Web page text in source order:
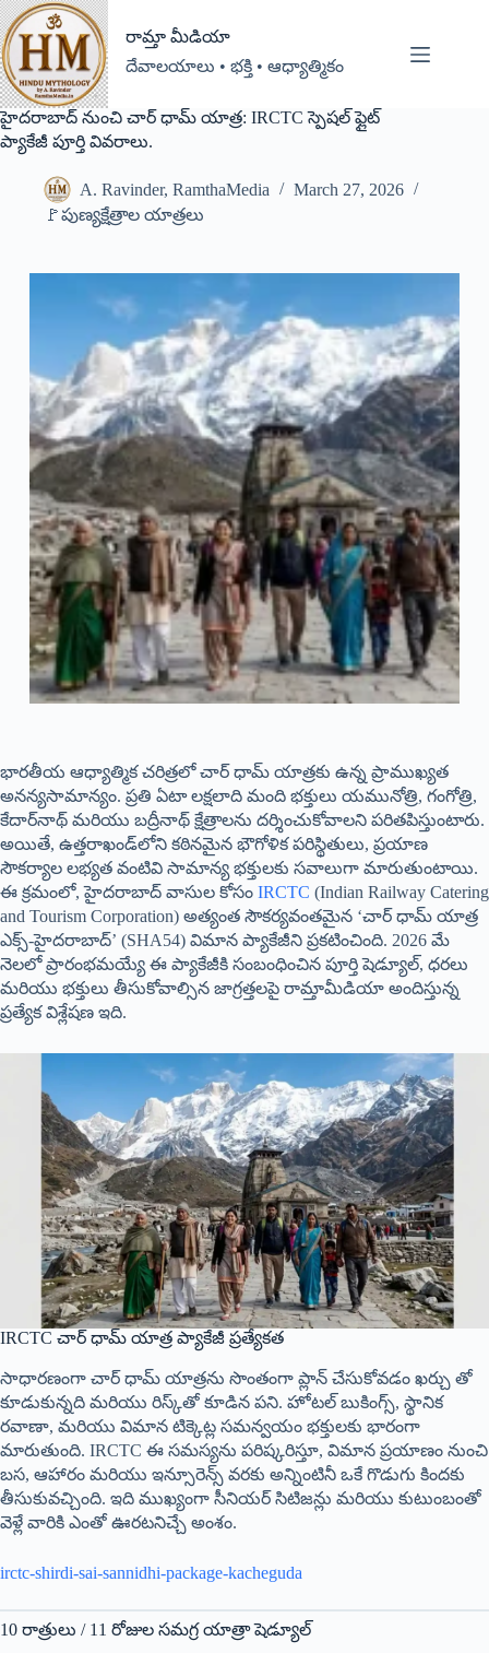
రామ్తా మీడియా
దేవాలయాలు • భక్తి • ఆధ్యాత్మికం
హైదరాబాద్ నుంచి చార్ ధామ్ యాత్ర: IRCTC స్పెషల్ ఫ్లైట్
ప్యాకేజీ పూర్తి వివరాలు.
A. Ravinder, RamthaMedia
March 27, 2026
🚩పుణ్యక్షేత్రాల యాత్రలు
భారతీయ ఆధ్యాత్మిక చరిత్రలో చార్ ధామ్ యాత్రకు ఉన్న ప్రాముఖ్యత
అనన్యసామాన్యం. ప్రతి ఏటా లక్షలాది మంది భక్తులు యమునోత్రి, గంగోత్రి,
కేదార్‌నాథ్ మరియు బద్రీనాథ్ క్షేత్రాలను దర్శించుకోవాలని పరితపిస్తుంటారు.
అయితే, ఉత్తరాఖండ్‌లోని కఠినమైన భౌగోళిక పరిస్థితులు, ప్రయాణ
సౌకర్యాల లభ్యత వంటివి సామాన్య భక్తులకు సవాలుగా మారుతుంటాయి.
ఈ క్రమంలో, హైదరాబాద్ వాసుల కోసం IRCTC (Indian Railway Catering
and Tourism Corporation) అత్యంత సౌకర్యవంతమైన ‘చార్ ధామ్ యాత్ర
ఎక్స్-హైదరాబాద్’ (SHA54) విమాన ప్యాకేజీని ప్రకటించింది. 2026 మే
నెలలో ప్రారంభమయ్యే ఈ ప్యాకేజీకి సంబంధించిన పూర్తి షెడ్యూల్, ధరలు
మరియు భక్తులు తీసుకోవాల్సిన జాగ్రత్తలపై రామ్తామీడియా అందిస్తున్న
ప్రత్యేక విశ్లేషణ ఇది.
IRCTC చార్ ధామ్ యాత్ర ప్యాకేజీ ప్రత్యేకత
సాధారణంగా చార్ ధామ్ యాత్రను సొంతంగా ప్లాన్ చేసుకోవడం ఖర్చు తో
కూడుకున్నది మరియు రిస్క్‌తో కూడిన పని. హోటల్ బుకింగ్స్, స్థానిక
రవాణా, మరియు విమాన టిక్కెట్ల సమన్వయం భక్తులకు భారంగా
మారుతుంది. IRCTC ఈ సమస్యను పరిష్కరిస్తూ, విమాన ప్రయాణం నుంచి
బస, ఆహారం మరియు ఇన్సూరెన్స్ వరకు అన్నింటినీ ఒకే గొడుగు కిందకు
తీసుకువచ్చింది. ఇది ముఖ్యంగా సీనియర్ సిటిజన్లు మరియు కుటుంబంతో
వెళ్లే వారికి ఎంతో ఊరటనిచ్చే అంశం.
irctc-shirdi-sai-sannidhi-package-kacheguda
10 రాత్రులు / 11 రోజుల సమగ్ర యాత్రా షెడ్యూల్